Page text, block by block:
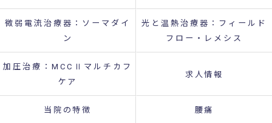
微弱電流治療器：ソーマダイ
ン
光と温熱治療器：フィールド
フロー・レメシス
加圧治療：MCCⅡマルチカフ
ケア
求人情報
当院の特徴 腰痛